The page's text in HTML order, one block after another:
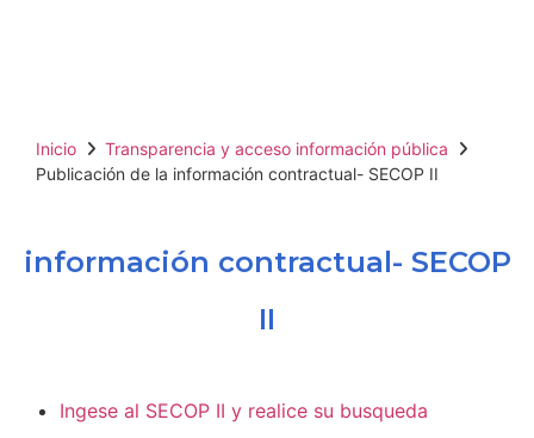
Inicio
Transparencia y acceso información pública
Publicación de la información contractual- SECOP II
información contractual- SECOP
II
Ingese al SECOP II y realice su busqueda